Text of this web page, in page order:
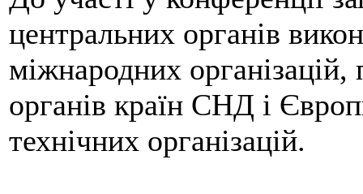
центральних органів
міжнародних
органів країн СНД і
технічних організацій.